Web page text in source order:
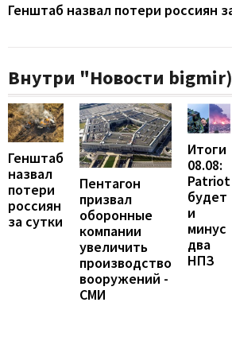
Генштаб назвал потери россиян
Внутри "Новости
Генштаб
назвал
потери
россиян
за сутки
Пентагон
призвал
оборонные
компании
увеличить
производство
вооружений -
СМИ
Итоги
08.08:
Patriot
будет
и
минус
два
НПЗ